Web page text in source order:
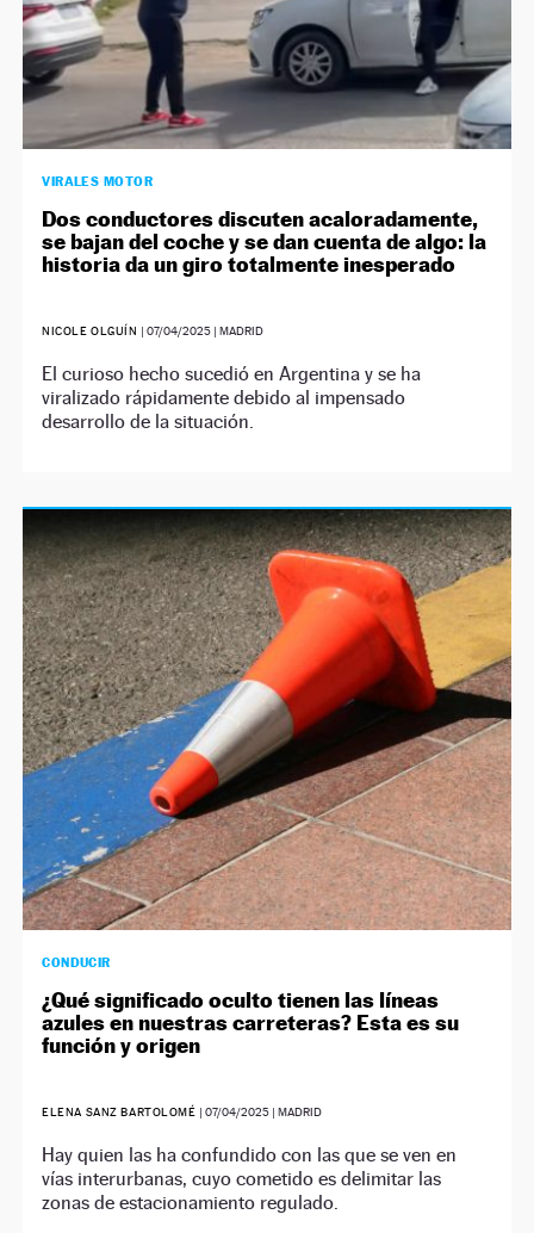
VIRALES MOTOR
Dos conductores discuten acaloradamente,
se bajan del coche y se dan cuenta de algo: la
historia da un giro totalmente inesperado
NICOLE OLGUÍN | 07/04/2025| MADRID
El curioso hecho sucedió en Argentina y se ha
viralizado rápidamente debido al impensado
desarrollo de la situación.
CONDUCIR
¿Qué significado oculto tienen las líneas
azules en nuestras carreteras? Esta es su
función y origen
ELENA SANZ BARTOLOMÉ | 07/04/2025| MADRID
Hay quien las ha confundido con las que se ven en
vías interurbanas, cuyo cometido es delimitar las
zonas de estacionamiento regulado.